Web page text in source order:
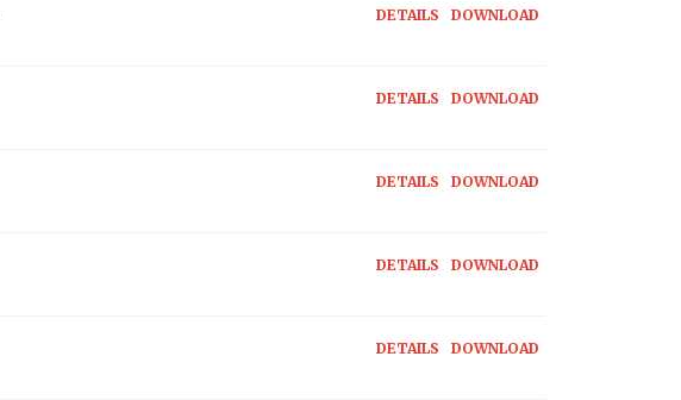
DOWNLOAD
DETAILS
DOWNLOAD
DETAILS
DOWNLOAD
DETAILS
DOWNLOAD
DETAILS
DOWNLOAD
DETAILS